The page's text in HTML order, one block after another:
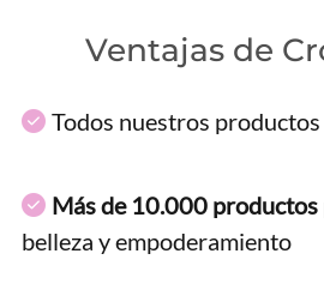
Ventajas de
Todos nuestros productos
Más de 10.000 productos
belleza y empoderamiento